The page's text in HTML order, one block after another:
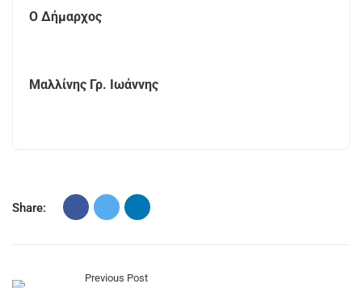
Ο Δήμαρχος
Μαλλίνης Γρ. Ιωάννης
Share:
Previous Post